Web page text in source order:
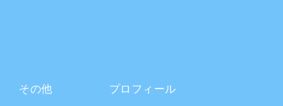
その他 プロフィール